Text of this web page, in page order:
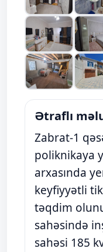
Ətraflı
Zabrat-1
poliknikaya
arxasında
keyfiyyətli
təqdim
sahəsində
sahəsi 185